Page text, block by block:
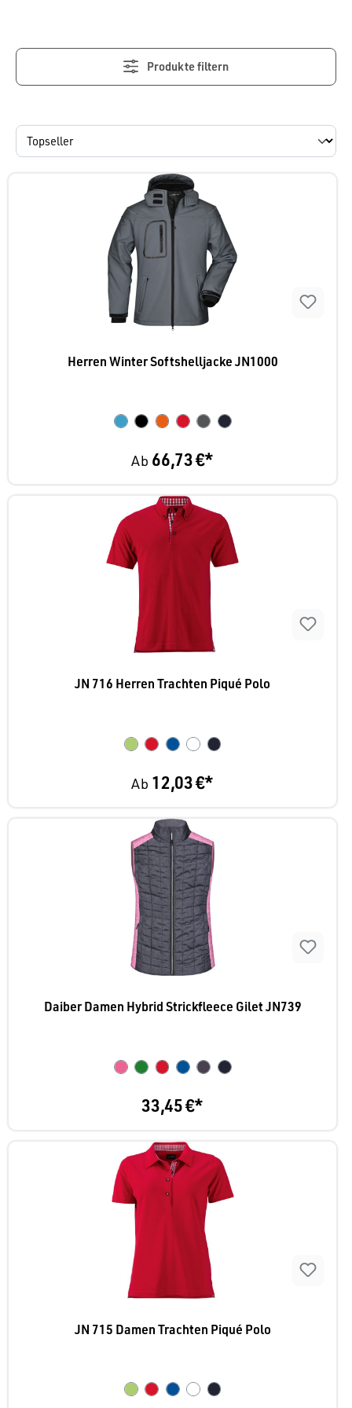
Produkte filtern
Herren Winter Softshelljacke JN1000
Ab 66,73 €*
JN 716 Herren Trachten Piqué Polo
Ab 12,03 €*
Daiber Damen Hybrid Strickfleece Gilet JN739
33,45 €*
JN 715 Damen Trachten Piqué Polo